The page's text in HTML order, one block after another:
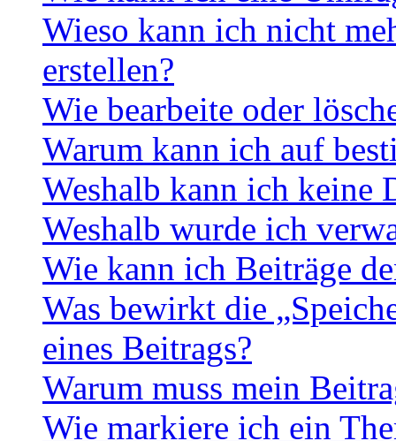
Wieso kann ich nicht
erstellen?
Wie bearbeite oder
Warum kann ich auf
Weshalb kann ich keine
Weshalb wurde ich
Wie kann ich Beiträge
Was bewirkt die
eines Beitrags?
Warum muss mein
Wie markiere ich ein